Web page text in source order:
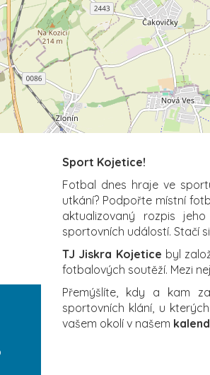
Sport Kojetice!
Fotbal dnes hraje ve
utkání? Podpořte místní
aktualizovaný rozpis
sportovních událostí. Stačí
TJ Jiskra Kojetice byl
fotbalových soutěží. Mezi
Přemýšlíte, kdy a kam
sportovních klání, u
vašem okolí v našem